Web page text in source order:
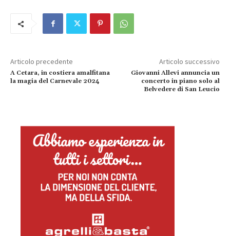
Articolo precedente
A Cetara, in costiera amalfitana
la magia del Carnevale 2024
Articolo successivo
Giovanni Allevi annuncia un
concerto in piano solo al
Belvedere di San Leucio